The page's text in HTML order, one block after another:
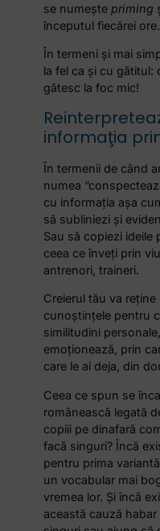
se numeşte priming
începutul fiecărei
În termeni şi mai
la fel ca şi cu gătitul:
gătesc la foc mic!
informaţia
În termenii de când
numea
cu informaţia aşa
să subliniezi şi
Sau să copiezi ideile
ceea ce înveţi prin
antrenori, traineri.
Creierul tău va
cunoștințele pentru
similitudini
emoţionează, prin
care le ai deja, din
Ceea ce spun se
românească legată
copiii pe dinafară
facă singuri? Încă
pentru prima
un vocabular mai
vremea lor. Şi încă
această cauză